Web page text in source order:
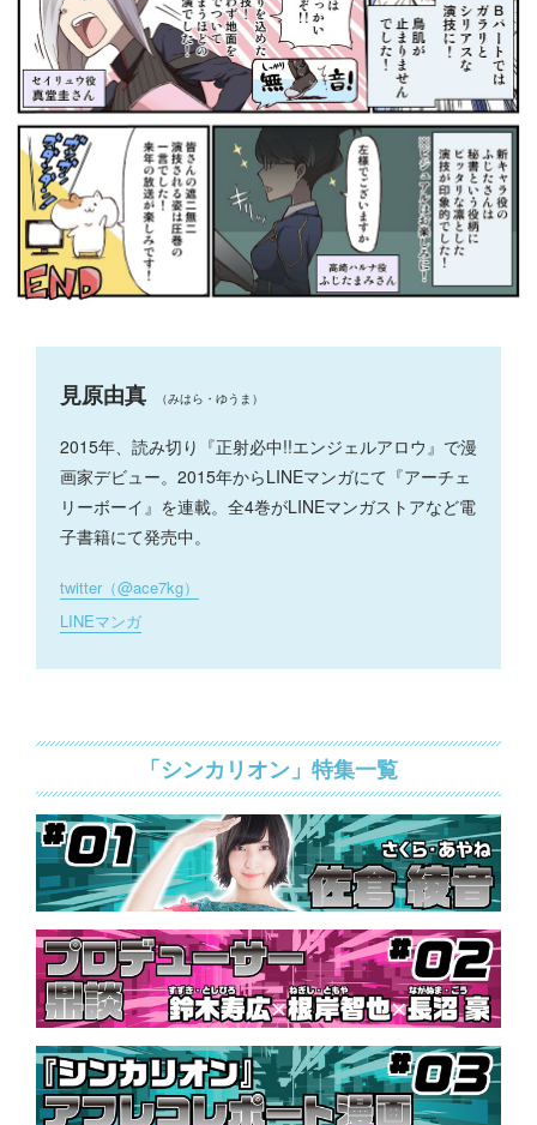
見原由真 （みはら・ゆうま）
2015年、読み切り『正射必中!!エンジェルアロウ』で漫
画家デビュー。2015年からLINEマンガにて『アーチェ
リーボーイ』を連載。全4巻がLINEマンガストアなど電
子書籍にて発売中。
twitter（@ace7kg）
LINEマンガ
「シンカリオン」特集一覧